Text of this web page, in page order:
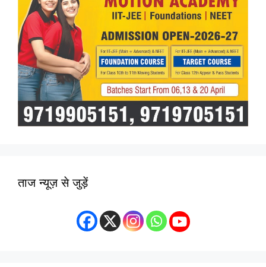
ताज न्यूज़ से जुड़ें